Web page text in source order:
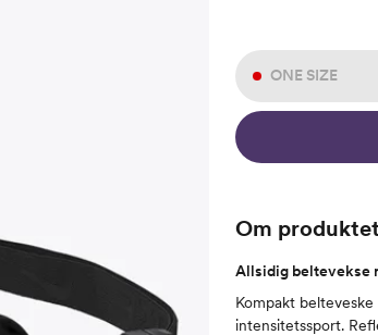
ONE SIZE
Om
Allsidig beltevekse
Kompakt
intensitetssport.